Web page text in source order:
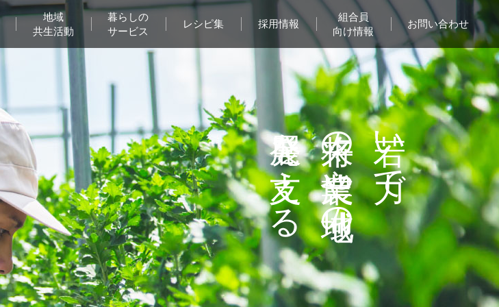
地域
共生活動
暮らしの
サービス
レシピ集 採用情報
組合員
向け情報
お問い合わせ
若い力で
将来の農業や地域の
発展を支える